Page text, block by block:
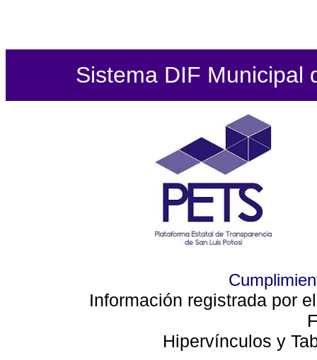
Sistema DIF Municipal
Información registrada por
Hipervínculos y